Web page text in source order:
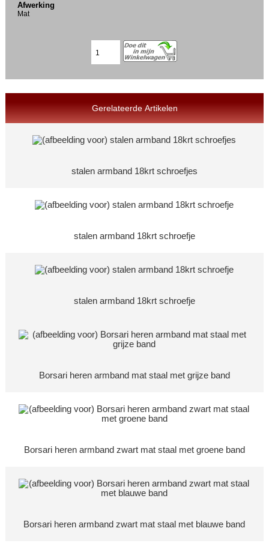
Afwerking
Mat
Gerelateerde Artikelen
stalen armband 18krt schroefjes
stalen armband 18krt schroefje
stalen armband 18krt schroefje
Borsari heren armband mat staal met grijze band
Borsari heren armband zwart mat staal met groene band
Borsari heren armband zwart mat staal met blauwe band